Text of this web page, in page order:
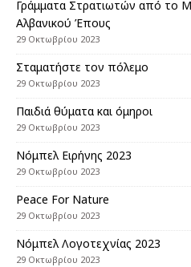
Γράμματα Στρατιωτών από
Αλβανικού Έπους
29 Οκτωβρίου 2023
Σταματήστε τον πόλεμο
29 Οκτωβρίου 2023
Παιδιά θύματα και όμηροι
29 Οκτωβρίου 2023
Nόμπελ Ειρήνης 2023
29 Οκτωβρίου 2023
Peace For Nature
29 Οκτωβρίου 2023
Νόμπελ Λογοτεχνίας 2023
29 Οκτωβρίου 2023